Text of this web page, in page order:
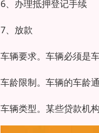
6、办理抵押登记手续
7、放款
车辆要求。车辆必须是
车龄限制。车辆的车龄
车辆类型。某些贷款机